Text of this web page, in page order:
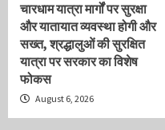
चारधाम यात्रा मार्गों पर सुरक्षा
और यातायात व्यवस्था होगी और
सख्त, श्रद्धालुओं की सुरक्षित
यात्रा पर सरकार का विशेष
फोकस
August 6, 2026